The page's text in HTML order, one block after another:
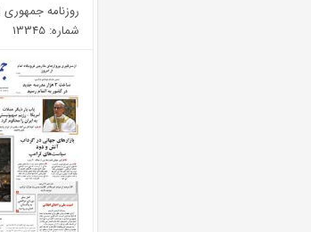
روزنامه جمهوری
شماره: 13345